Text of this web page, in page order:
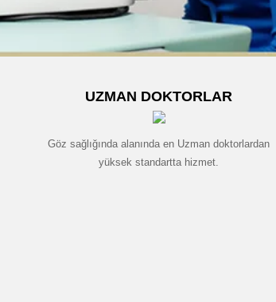
UZMAN DOKTORLAR
Göz sağlığında alanında en Uzman doktorlardan
yüksek standartta hizmet.